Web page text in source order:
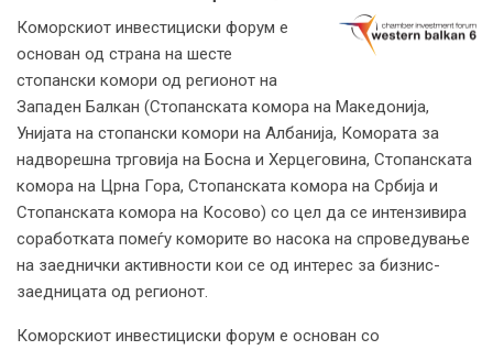
Коморскиот инвестициски форум е
основан од страна на шесте
стопански комори од регионот на
Западен Балкан (Стопанската комора на Македонија,
Унијата на стопански комори на Албанија, Комората за
надворешна трговија на Босна и Херцеговина, Стопанската
комора на Црна Гора, Стопанската комора на Србија и
Стопанската комора на Косово) со цел да се интензивира
соработката помеѓу коморите во насока на спроведување
на заеднички активности кои се од интерес за бизнис-
заедницата од регионот.
Коморскиот инвестициски форум е основан со